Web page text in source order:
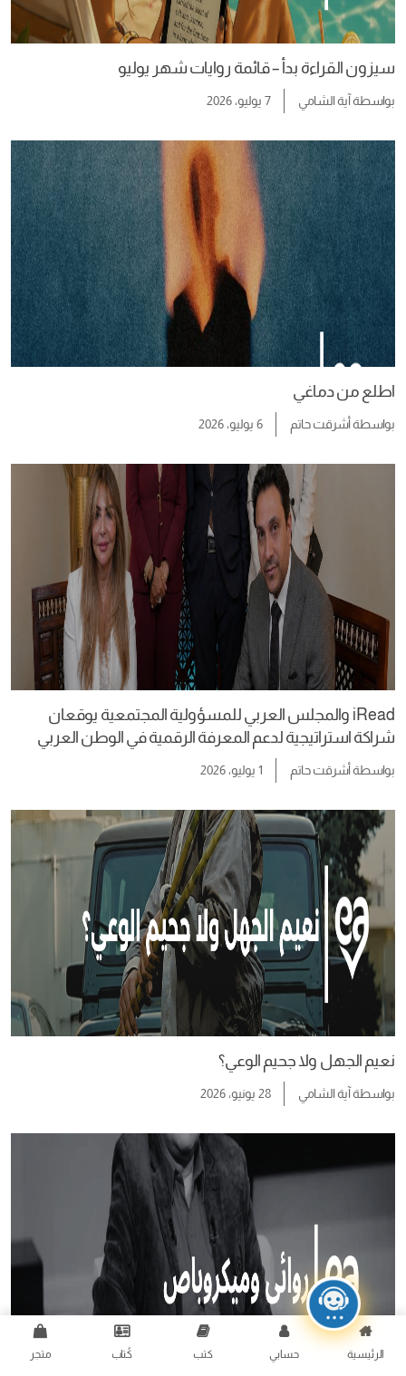
سيزون القراءة بدأ – قائمة روايات شهر يوليو
بواسطةآية الشامي 7 يوليو، 2026
اطلع من دماغي
بواسطةأشرقت حاتم 6 يوليو، 2026
iRead والمجلس العربي للمسؤولية المجتمعية يوقعان
شراكة استراتيجية لدعم المعرفة الرقمية في الوطن العربي
بواسطةأشرقت حاتم 1 يوليو، 2026
نعيم الجهل ولا جحيم الوعي؟
بواسطةآية الشامي 28 يونيو، 2026
الرئيسية حسابي كتب كُتاب متجر